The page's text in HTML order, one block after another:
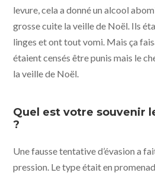
levure, cela a donné un alcool
grosse cuite la veille de Noël. Ils
linges et ont tout vomi. Mais ça
étaient censés être punis mais le
la veille de Noël.
Quel est votre souvenir
?
Une fausse tentative d’évasion a
pression. Le type était en